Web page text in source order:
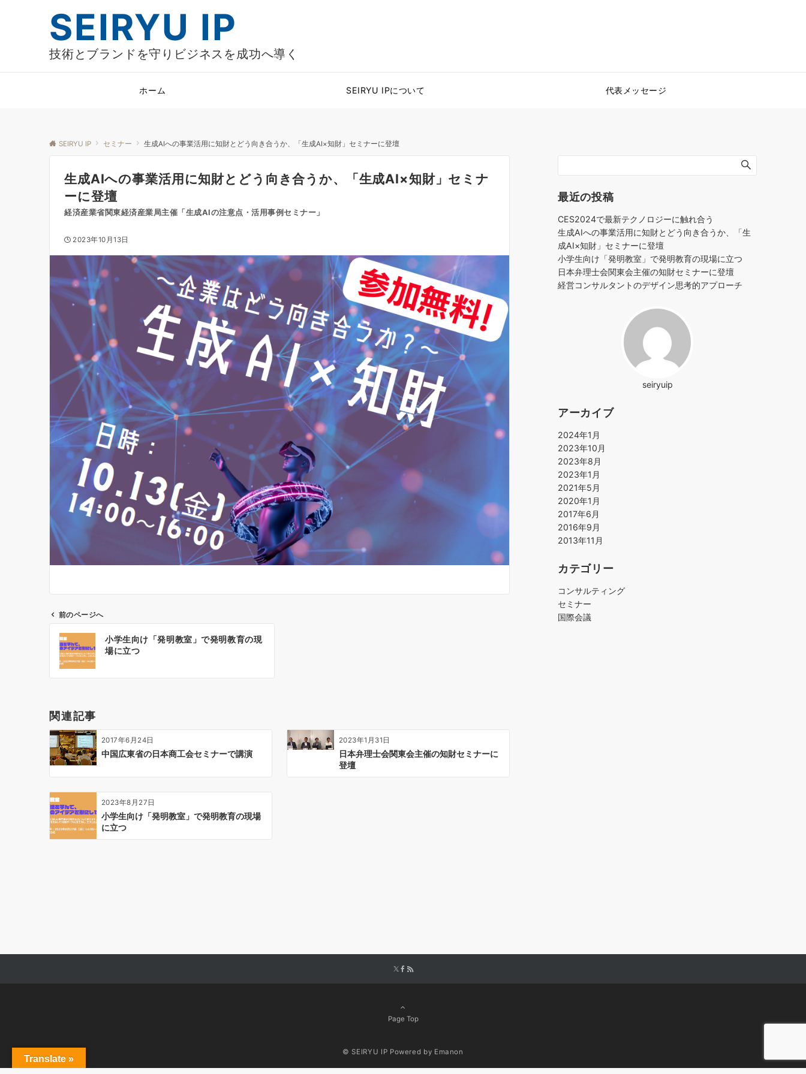
SEIRYU IP
技術とブランドを守りビジネスを成功へ導く
ホーム SEIRYU IPについて 代表メッセージ
SEIRYU IP セミナー 生成AIへの事業活用に知財とどう向き合うか、「生成AI×知財」セミナーに登壇
生成AIへの事業活用に知財とどう向き合うか、「生成AI×知財」セミナ
ーに登壇
経済産業省関東経済産業局主催「生成AIの注意点・活用事例セミナー」
2023年10月13日
ビ
シ
ョ
ン
前のページへ
小学生向け「発明教室」で発明教育の現
場に立つ
関連記事
2017年6月24日
中国広東省の日本商工会セミナーで講演
2023年1月31日
日本弁理士会関東会主催の知財セミナーに
登壇
2023年8月27日
小学生向け「発明教室」で発明教育の現場
に立つ
最近の投稿
CES2024で最新テクノロジーに触れ合う
生成AIへの事業活用に知財とどう向き合うか、「生
成AI×知財」セミナーに登壇
小学生向け「発明教室」で発明教育の現場に立つ
日本弁理士会関東会主催の知財セミナーに登壇
経営コンサルタントのデザイン思考的アプローチ
seiryuip
アーカイブ
2024年1月
2023年10月
2023年8月
2023年1月
2021年5月
2020年1月
2017年6月
2016年9月
2013年11月
カテゴリー
コンサルティング
セミナー
国際会議
Page Top
© SEIRYU IP Powered by Emanon
Translate »